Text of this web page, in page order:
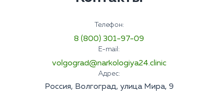
Телефон:
8 (800) 301-97-09
E-mail:
volgograd@narkologiya24.clinic
Адрес:
Россия, Волгоград, улица Мира, 9